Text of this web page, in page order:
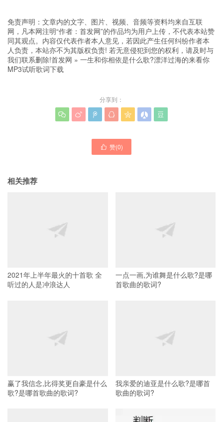
免责声明：文章内的文字、图片、视频、音频等资料均来自互联
网，凡本网注明“作者：首发网”的作品均为用户上传，不代表本站赞
同其观点。内容仅代表作者本人意见，若因此产生任何纠纷作者本
人负责，本站亦不为其版权负责! 若无意侵犯到您的权利，请及时与
我们联系删除!首发网 » 一生和你相依是什么歌?漂洋过海的来看你
MP3试听歌词下载
分享到：
      
 赞(0)
相关推荐
2021年上半年最火的十首歌 全
听过的人是冲浪达人
一点一画,为谁舞是什么歌?是哪
首歌曲的歌词?
赢了我信念,比得奖更自豪是什么
歌?是哪首歌曲的歌词?
我亲爱的迪亚是什么歌?是哪首
歌曲的歌词?